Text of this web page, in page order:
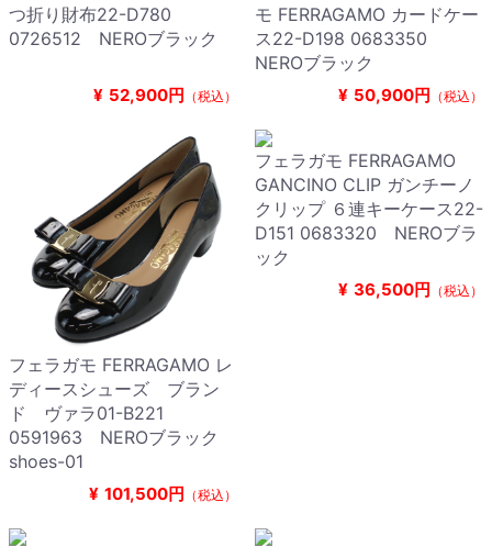
つ折り財布22-D780
0726512 NEROブラック
¥ 52,900円 （税込）
モ FERRAGAMO カードケー
ス22-D198 0683350
NEROブラック
¥ 50,900円 （税込）
フェラガモ FERRAGAMO レ
ディースシューズ ブラン
ド ヴァラ01-B221
0591963 NEROブラック
shoes-01
¥ 101,500円 （税込）
フェラガモ FERRAGAMO
GANCINO CLIP ガンチーノ
クリップ ６連キーケース22-
D151 0683320 NEROブラ
ック
¥ 36,500円 （税込）